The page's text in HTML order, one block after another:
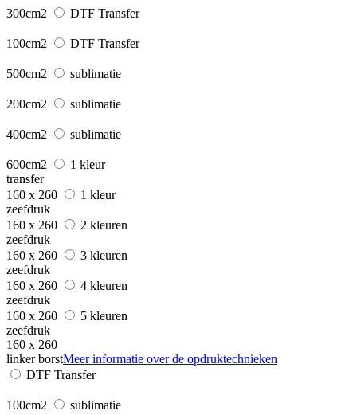
300cm2 DTF Transfer
100cm2 DTF Transfer
500cm2 sublimatie
200cm2 sublimatie
400cm2 sublimatie
600cm2
1 kleur
transfer
160 x 260
1 kleur
zeefdruk
160 x 260
2 kleuren
zeefdruk
160 x 260
3 kleuren
zeefdruk
160 x 260
4 kleuren
zeefdruk
160 x 260
5 kleuren
zeefdruk
160 x 260
linker borstMeer informatie over de opdruktechnieken
DTF Transfer
100cm2 sublimatie